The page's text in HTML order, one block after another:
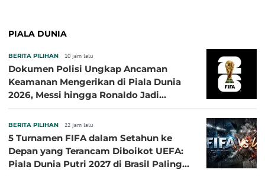
PIALA DUNIA
BERITA PILIHAN 10 jam lalu
Dokumen Polisi Ungkap Ancaman
Keamanan Mengerikan di Piala Dunia
2026, Messi hingga Ronaldo Jadi
BERITA PILIHAN 22 jam lalu
5 Turnamen FIFA dalam Setahun ke
Depan yang Terancam Diboikot UEFA:
Piala Dunia Putri 2027 di Brasil Paling